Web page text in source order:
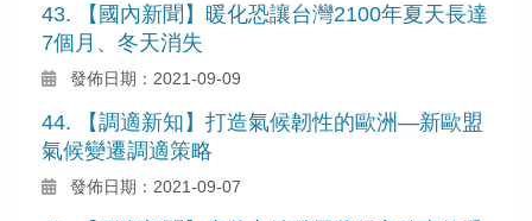
43. 【國內新聞】暖化恐讓台灣2100年夏天長達
7個月、冬天消失
發佈日期：2021-09-09
44. 【調適新知】打造氣候韌性的歐洲—新歐盟
氣候變遷調適策略
發佈日期：2021-09-07